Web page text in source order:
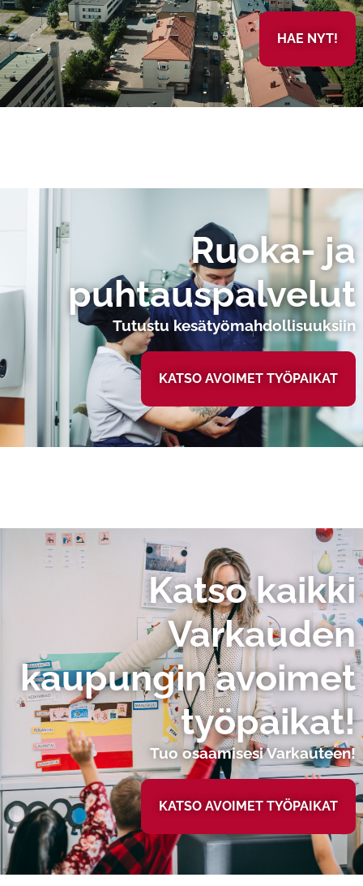
HAE NYT!
Ruoka- ja
puhtauspalvelut
Tutustu kesätyömahdollisuuksiin
KATSO AVOIMET TYÖPAIKAT
Katso kaikki
Varkauden
kaupungin avoimet
työpaikat!
Tuo osaamisesi Varkauteen!
KATSO AVOIMET TYÖPAIKAT